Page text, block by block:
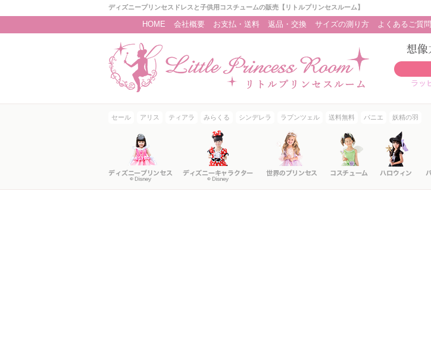
ディズニープリンセスドレスと子供用コスチュームの販売【リトルプリンセスルーム】
HOME
会社概要 お支払・送料 返品・交換 サイズの測り方 よくあるご質問
セール アリス ティアラ みらくる シンデレラ ラプンツェル 送料無料 パニエ 妖精の羽